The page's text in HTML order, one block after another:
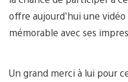
offre aujourd’hui une
mémorable avec ses
Un grand merci à lui pour